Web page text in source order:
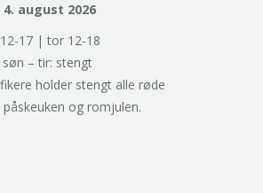
august 2026
17 | tor 12-18
– tir: stengt
holder stengt alle røde
og romjulen.